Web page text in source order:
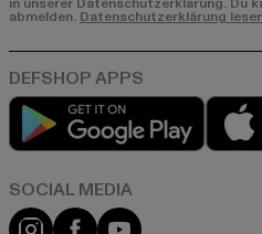
in unserer Datenschutzerklärung. Du
abmelden. Datenschutzerklärung
Play
Instagram
FacebookYouTube